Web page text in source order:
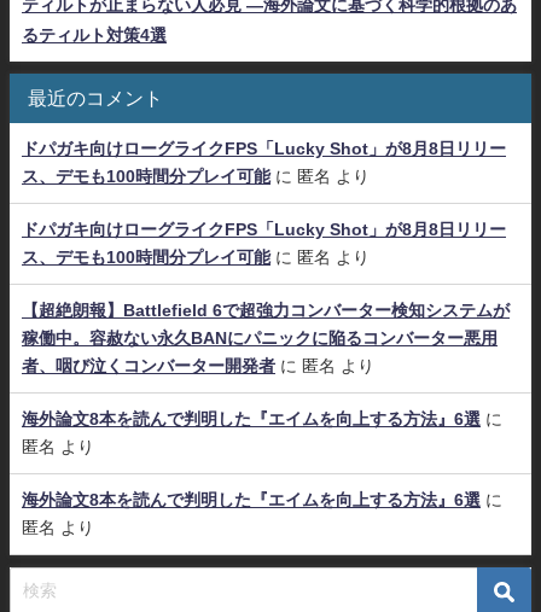
ティルトが止まらない人必見 ―海外論文に基づく科学的根拠のあ
るティルト対策4選
最近のコメント
ドパガキ向けローグライクFPS「Lucky Shot」が8月8日リリー
ス、デモも100時間分プレイ可能に 匿名 より
ドパガキ向けローグライクFPS「Lucky Shot」が8月8日リリー
ス、デモも100時間分プレイ可能に 匿名 より
【超絶朗報】Battlefield 6で超強力コンバーター検知システムが
稼働中。容赦ない永久BANにパニックに陥るコンバーター悪用
者、咽び泣くコンバーター開発者 に 匿名 より
海外論文8本を読んで判明した『エイムを向上する方法』6選 に
匿名 より
海外論文8本を読んで判明した『エイムを向上する方法』6選 に
匿名 より